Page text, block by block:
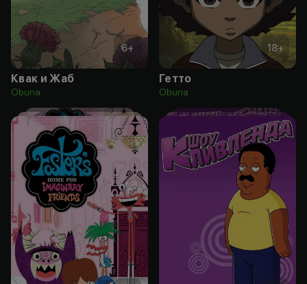
6+
Квак и Жаб
Obuna
18+
Гетто
Obuna